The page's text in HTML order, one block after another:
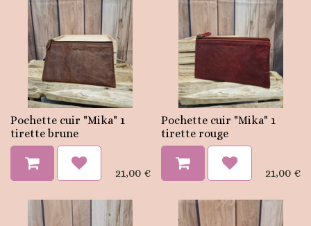
Pochette cuir "Mika" 1
tirette brune
21,00€
Pochette cuir "Mika" 1
tirette rouge
21,00 €